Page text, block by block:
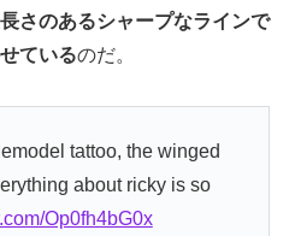
さのあるシャープなラインで
ているのだ。
tattoo, the winged
about ricky is so
Op0fh4bG0x